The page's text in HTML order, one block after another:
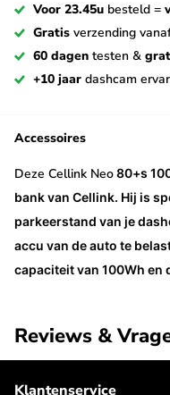
Voor 23.45u besteld =
Gratis verzending
60 dagen testen &
+10 jaar dashcam
Accessoires
Deze Cellink Neo80+s
bank van Cellink. Hij is
parkeerstand van je
accu van de auto te
capaciteit van 100Wh en
kan worden verbonden
Reviews &
Klantenservice